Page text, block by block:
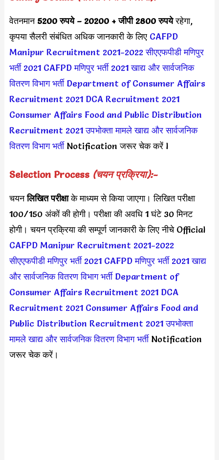
वेतनमान 5200 रुपये – 20200 + जीपी 2800 रुपयेरहेगा,
कृपया सैलरी संबंधित अधिक जानकारी के लिए CAFPD
Manipur Recruitment 2021-2022 सीएएफपीडी मणिपुर
भर्ती 2021 CAFPD मणिपुर भर्ती 2021 खाद्य और सार्वजनिक
वितरण विभाग भर्ती Department of Consumer Affairs
Recruitment 2021 DCA Recruitment 2021
Consumer Affairs Food and Public Distribution
Recruitment 2021 उपभोक्ता मामले खाद्य और सार्वजनिक
वितरण विभाग भर्तीNotification जरूर चेक करें l
Selection Process (चयन प्रक्रिया):-
चयनलिखित परीक्षाके माध्यम से किया जाएगा। लिखित परीक्षा
100/150 अंकों की होगी। परीक्षा की अवधि 1 घंटे 30 मिनट
होगी। चयन प्रक्रिया की सम्पूर्ण जानकारी के लिए नीचे Official
CAFPD Manipur Recruitment 2021-2022
सीएएफपीडी मणिपुर भर्ती 2021 CAFPD मणिपुर भर्ती 2021 खाद्य
और सार्वजनिक वितरण विभाग भर्ती Department of
Consumer Affairs Recruitment 2021 DCA
Recruitment 2021 Consumer Affairs Food and
Public Distribution Recruitment 2021 उपभोक्ता
मामले खाद्य और सार्वजनिक वितरण विभाग भर्तीNotification
जरूर चेक करें।